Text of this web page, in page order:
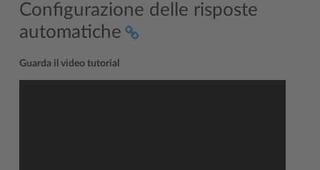
Configurazione delle risposte
automatiche
Guarda il video tutorial